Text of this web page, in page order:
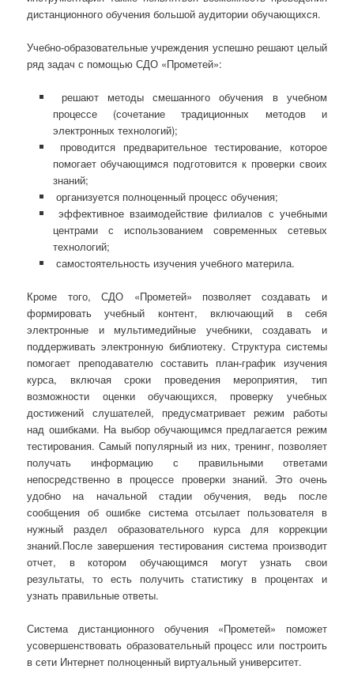
дистанционного обучения большой аудитории обучающихся.
Учебно-образовательные учреждения успешно решают целый
ряд задач с помощью СДО «Прометей»:
решают методы смешанного обучения в учебном
процессе (сочетание традиционных методов и
электронных технологий);
проводится предварительное тестирование, которое
помогает обучающимся подготовится к проверки своих
знаний;
организуется полноценный процесс обучения;
эффективное взаимодействие филиалов с учебными
центрами с использованием современных сетевых
технологий;
самостоятельность изучения учебного материла.
Кроме того, СДО «Прометей» позволяет создавать и
формировать учебный контент, включающий в себя
электронные и мультимедийные учебники, создавать и
поддерживать электронную библиотеку. Структура системы
помогает преподавателю составить план-график изучения
курса, включая сроки проведения мероприятия, тип
возможности оценки обучающихся, проверку учебных
достижений слушателей, предусматривает режим работы
над ошибками. На выбор обучающимся предлагается режим
тестирования. Самый популярный из них, тренинг, позволяет
получать информацию с правильными ответами
непосредственно в процессе проверки знаний. Это очень
удобно на начальной стадии обучения, ведь после
сообщения об ошибке система отсылает пользователя в
нужный раздел образовательного курса для коррекции
знаний.После завершения тестирования система производит
отчет, в котором обучающимся могут узнать свои
результаты, то есть получить статистику в процентах и
узнать правильные ответы.
Система дистанционного обучения «Прометей» поможет
усовершенствовать образовательный процесс или построить
в сети Интернет полноценный виртуальный университет.